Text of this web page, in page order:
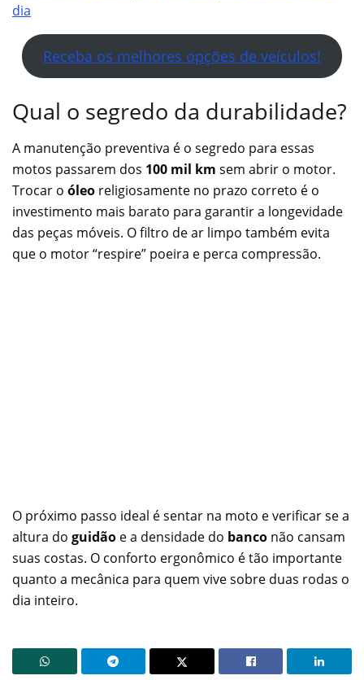
dia
Receba os melhores opções de veículos!
Qual o segredo da durabilidade?
A manutenção preventiva é o segredo para essas
motos passarem dos 100 mil km sem abrir o motor.
Trocar o óleo religiosamente no prazo correto é o
investimento mais barato para garantir a longevidade
das peças móveis. O filtro de ar limpo também evita
que o motor “respire” poeira e perca compressão.
O próximo passo ideal é sentar na moto e verificar se a
altura do guidão e a densidade do banco não cansam
suas costas. O conforto ergonômico é tão importante
quanto a mecânica para quem vive sobre duas rodas o
dia inteiro.